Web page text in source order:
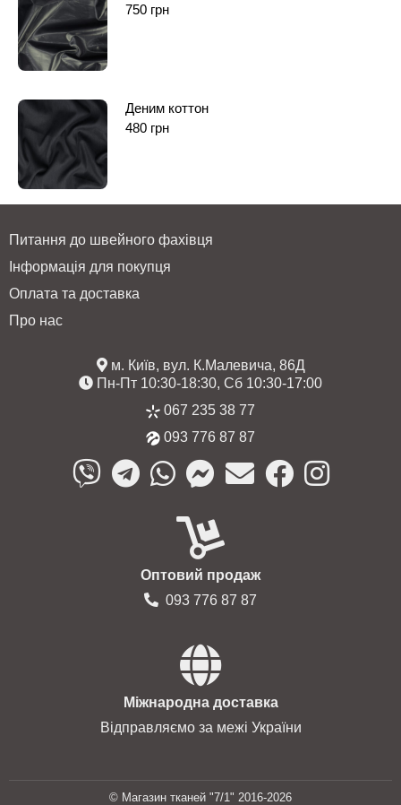
750 грн
Деним коттон
480 грн
Питання до швейного фахівця
Інформація для покупця
Оплата та доставка
Про нас
м. Київ, вул. К.Малевича, 86Д
Пн-Пт 10:30-18:30, Сб 10:30-17:00
067 235 38 77
093 776 87 87
Оптовий продаж
093 776 87 87
Міжнародна доставка
Відправляємо за межі України
© Магазин тканей "7/1" 2016-2026